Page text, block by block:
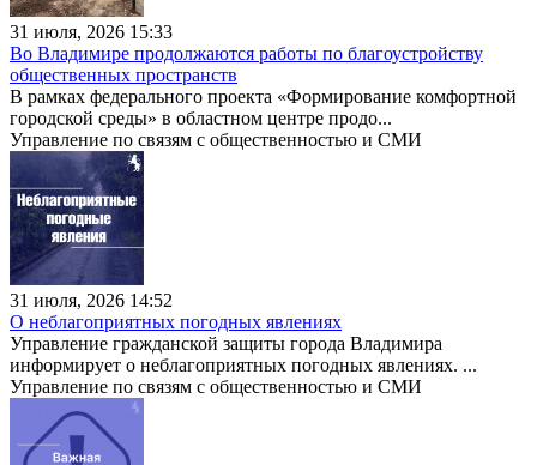
31 июля, 2026 15:33
Во Владимире продолжаются работы по благоустройству
общественных пространств
В рамках федерального проекта «Формирование комфортной
городской среды» в областном центре продо...
Управление по связям с общественностью и СМИ
31 июля, 2026 14:52
О неблагоприятных погодных явлениях
Управление гражданской защиты города Владимира
информирует о неблагоприятных погодных явлениях. ...
Управление по связям с общественностью и СМИ